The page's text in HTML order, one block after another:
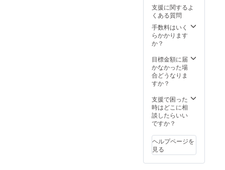
支援に関するよ
くある質問
手数料はいく
らかかります
か？
目標金額に届
かなかった場
合どうなりま
すか？
支援で困った
時はどこに相
談したらいい
ですか？
ヘルプページを
見る